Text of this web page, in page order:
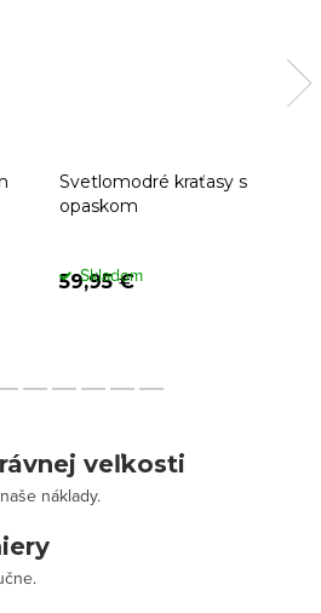
Svetlomodré kraťasy s
opaskom
59,95 €
Skladom
veľkosti
náklady.